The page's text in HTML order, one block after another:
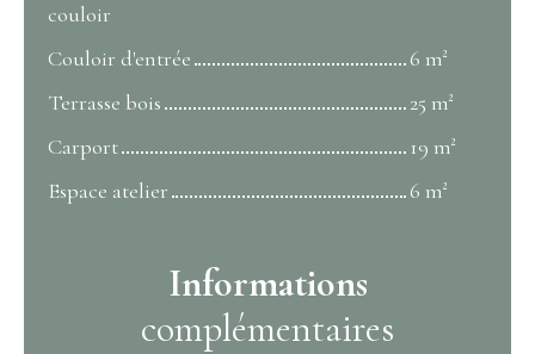
couloir
Couloir d'entrée
6 m²
Terrasse bois
25 m²
Carport
19 m²
Espace atelier
6 m²
Informations
complémentaires